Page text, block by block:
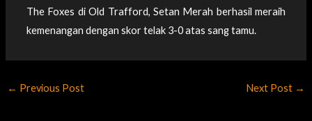
The Foxes di Old Trafford, Setan Merah berhasil meraih
kemenangan dengan skor telak 3-0 atas sang tamu.
← Previous Post Next Post →